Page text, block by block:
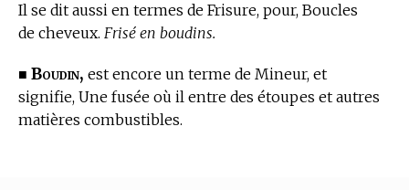
Il se dit aussi en termes de Frisure, pour, Boucles
de cheveux. Frisé en boudins.
■ Boudin, est encore un terme de Mineur, et
signifie, Une fusée où il entre des étoupes et autres
matières combustibles.